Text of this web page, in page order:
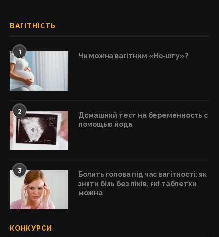
ВАГІТНІСТЬ
1 Чи можна вагітним «Но-шпу»?
2
Домашний тест на беременность с
помощью йода
3
Болить голова під час вагітності: як
зняти біль без ліків, які таблетки
можна
КОНКУРСИ